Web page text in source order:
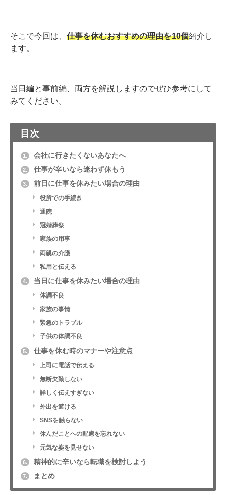
そこで今回は、 仕事を休むおすすめの理由を10個紹介し
ます。
当日編と事前編、両方を解説しますのでぜひ参考にして
みてください。
目次
1. 会社に行きたくないあなたへ
2. 仕事が辛いなら迷わず休もう
3. 前日に仕事を休みたい場合の理由
役所での手続き
通院
冠婚葬祭
家族の用事
両親の介護
私用と伝える
4. 当日に仕事を休みたい場合の理由
体調不良
家族の事情
緊急のトラブル
子供の体調不良
5. 仕事を休む時のマナーや注意点
上司に電話で伝える
無断欠勤しない
詳しく伝えすぎない
外出を避ける
SNSを触らない
休んだことへの配慮を忘れない
元気な姿を見せない
6. 精神的に辛いなら転職を検討しよう
7. まとめ